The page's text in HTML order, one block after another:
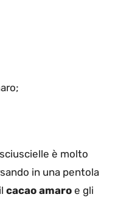
è molto
in una pentola
cacao amaro e gli